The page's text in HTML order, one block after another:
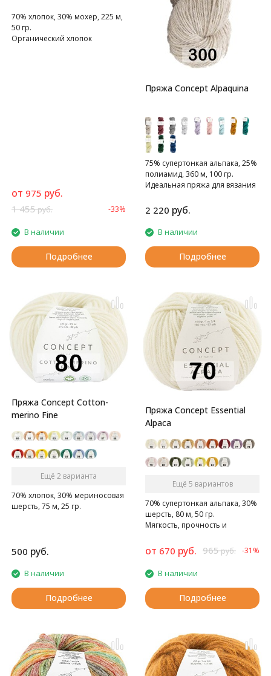
70% хлопок, 30% мохер, 225 м,
50 гр.
Органический хлопок
от 975 руб.
1 455руб. -33%
В наличии
Подробнее
Пряжа Concept Alpaquina
75% супертонкая альпака, 25%
полиамид, 360 м, 100 гр.
​​Идеальная пряжа для вязания
2 220 руб.
В наличии
Подробнее
Пряжа Concept Cotton-
merino Fine
Ещё 2 варианта
70% хлопок, 30% мериносовая
шерсть, 75 м, 25 гр.
500 руб.
В наличии
Подробнее
Пряжа Concept Essential
Alpaca
Ещё 5 вариантов
70% супертонкая альпака, 30%
шерсть, 80 м, 50 гр.
Мягкость, прочность и
от 670 руб. 965руб. -31%
В наличии
Подробнее